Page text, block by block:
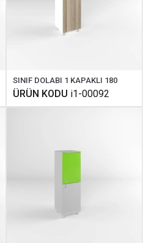
SINIF DOLABI 1 KAPAKLI 180
ÜRÜN KODU i1-00092